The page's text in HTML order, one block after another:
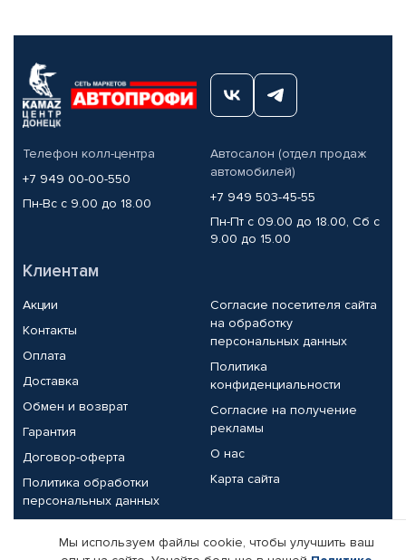
Телефон колл-центра
+7 949 00-00-550
Пн-Вс с 9.00 до 18.00
Автосалон (отдел продаж
автомобилей)
+7 949 503-45-55
Пн-Пт с 09.00 до 18.00, Сб с
9.00 до 15.00
Клиентам
Акции
Контакты
Оплата
Доставка
Обмен и возврат
Гарантия
Договор-оферта
Политика обработки
персональных данных
Согласие посетителя сайта
на обработку
персональных данных
Политика
конфиденциальности
Согласие на получение
рекламы
О нас
Карта сайта
Партнерам
Мы используем файлы cookie, чтобы улучшить ваш